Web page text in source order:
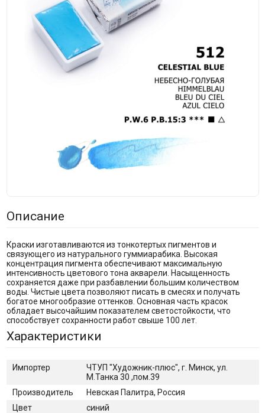
Описание
Краски изготавливаются из тонкотертых пигментов и
связующего из натурального гуммиарабика. Высокая
концентрация пигмента обеспечивают максимальную
интенсивность цветового тона акварели. Насыщенность
сохраняется даже при разбавлении большим количеством
воды. Чистые цвета позволяют писать в смесях и получать
богатое многообразие оттенков. Основная часть красок
обладает высочайшим показателем светостойкости, что
способствует сохранности работ свыше 100 лет.
Характеристики
Импортер
ЧТУП "Художник-плюс", г. Минск, ул.
М.Танка 30 ,пом.39
Производитель
Невская Палитра, Россия
Цвет
синий